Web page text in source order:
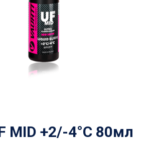
MID +2/-4°C 80мл